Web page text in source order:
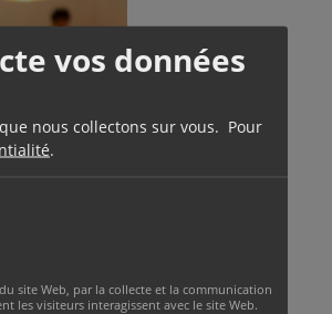
vos données
nous collectons sur vous. Pour
.
site Web, par la collecte et la communication
les visiteurs interagissent avec le site Web.